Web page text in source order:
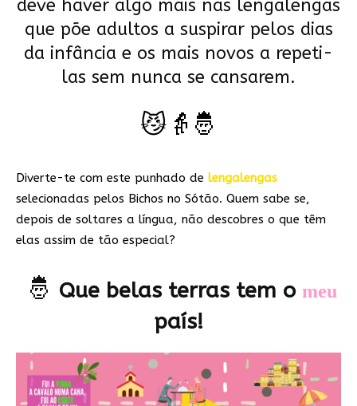
deve haver algo mais nas lengalengas
que põe adultos a suspirar pelos dias
da infância e os mais novos a repeti-
las sem nunca se cansarem.
😼👵🤴
Diverte-te com este punhado de lengalengas
selecionadas pelos Bichos no Sótão. Quem sabe se,
depois de soltares a língua, não descobres o que têm
elas assim de tão especial?
🤴 Que belas terras tem o meu
país!